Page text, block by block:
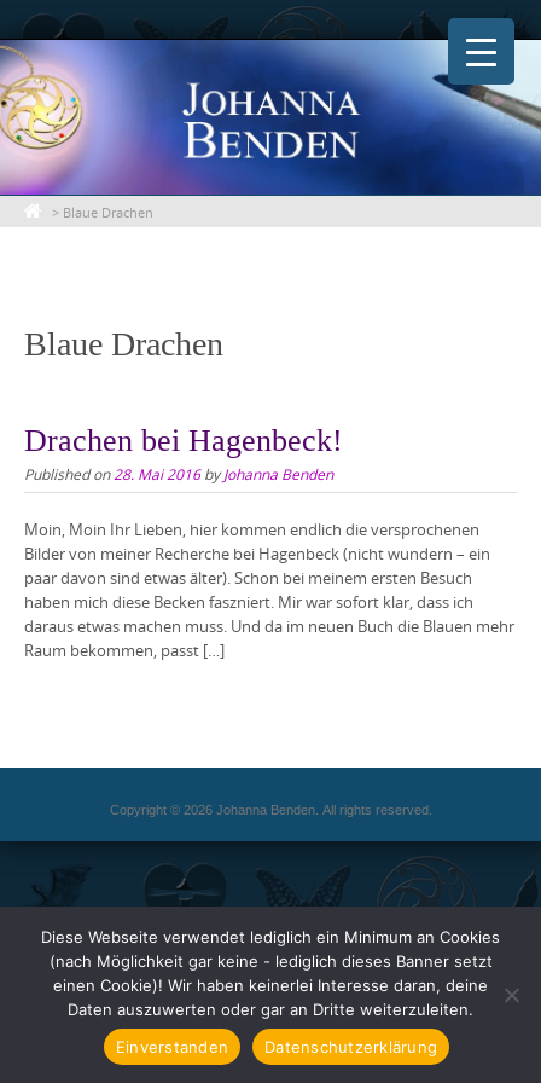
Skip
to
content
> Blaue Drachen
Blaue Drachen
Drachen bei Hagenbeck!
Published on28. Mai 2016byJohanna Benden
Moin, Moin Ihr Lieben, hier kommen endlich die versprochenen
Bilder von meiner Recherche bei Hagenbeck (nicht wundern – ein
paar davon sind etwas älter). Schon bei meinem ersten Besuch
haben mich diese Becken faszniert. Mir war sofort klar, dass ich
daraus etwas machen muss. Und da im neuen Buch die Blauen mehr
Raum bekommen, passt […]
Copyright © 2026 Johanna Benden. All rights reserved.
Diese Webseite verwendet lediglich ein Minimum an Cookies
(nach Möglichkeit gar keine - lediglich dieses Banner setzt
einen Cookie)! Wir haben keinerlei Interesse daran, deine
Daten auszuwerten oder gar an Dritte weiterzuleiten.
Einverstanden
Datenschutzerklärung